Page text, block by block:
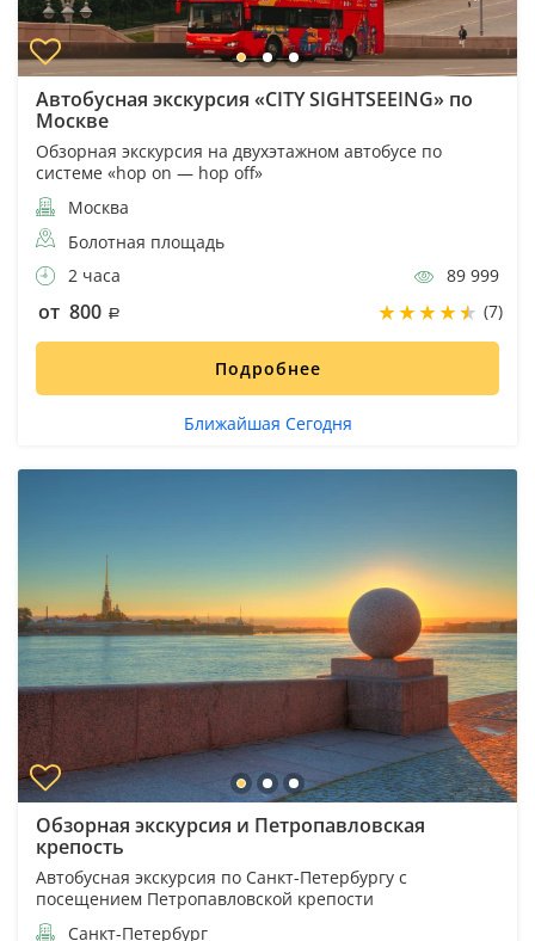
Автобусная экскурсия «CITY SIGHTSEEING» по
Москве
Обзорная экскурсия на двухэтажном автобусе по
системе «hop on — hop off»
Москва
Болотная площадь
2 часа
89 999
от 800 (7)
Подробнее
Ближайшая Сегодня
Обзорная экскурсия и Петропавловская
крепость
Автобусная экскурсия по Санкт-Петербургу с
посещением Петропавловской крепости
Санкт-Петербург